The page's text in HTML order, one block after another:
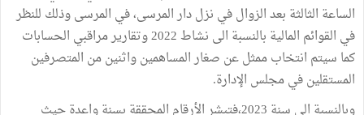
الساعة الثالثة بعد الزوال في نزل دار المرسى، في المرسى وذلك للنظر
في القوائم المالية بالنسبة الى نشاط 2022 وتقارير مراقبي الحسابات
كما سيتم انتخاب ممثل عن صغار المساهمين واثنين من المتصرفين
المستقلين في مجلس الإدارة.